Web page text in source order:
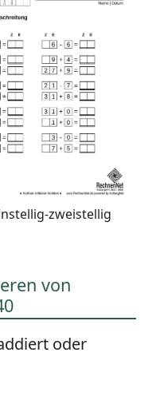
zweistellig
von
oder